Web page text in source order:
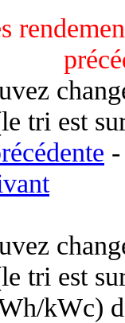
tri est
-
tri est
kWc)